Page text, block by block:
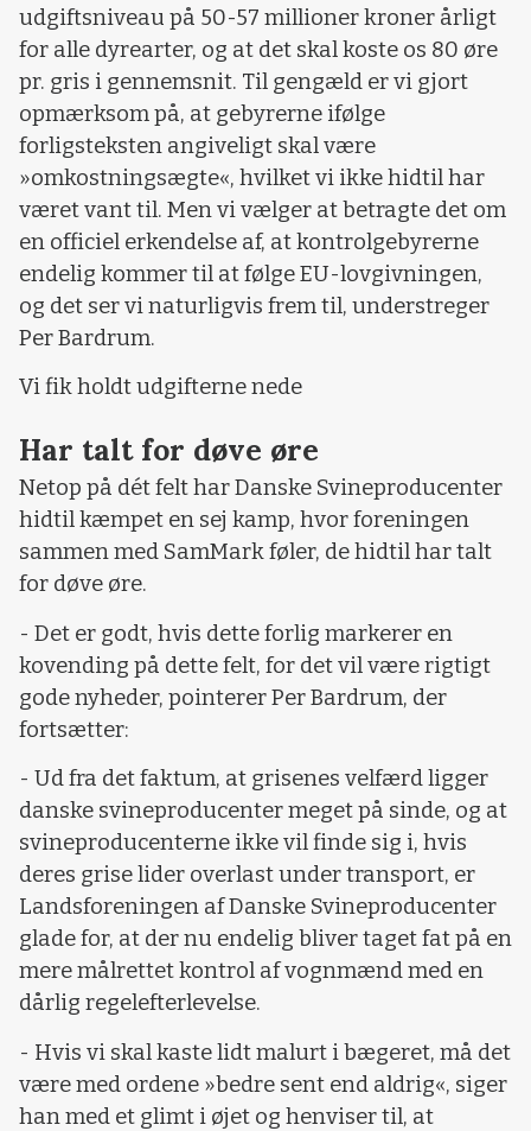
udgiftsniveau på 50-57 millioner kroner årligt
for alle dyrearter, og at det skal koste os 80 øre
pr. gris i gennemsnit. Til gengæld er vi gjort
opmærksom på, at gebyrerne ifølge
forligsteksten angiveligt skal være
»omkostningsægte«, hvilket vi ikke hidtil har
været vant til. Men vi vælger at betragte det om
en officiel erkendelse af, at kontrolgebyrerne
endelig kommer til at følge EU-lovgivningen,
og det ser vi naturligvis frem til, understreger
Per Bardrum.
Vi fik holdt udgifterne nede
Har talt for døve øre
Netop på dét felt har Danske Svineproducenter
hidtil kæmpet en sej kamp, hvor foreningen
sammen med SamMark føler, de hidtil har talt
for døve øre.
- Det er godt, hvis dette forlig markerer en
kovending på dette felt, for det vil være rigtigt
gode nyheder, pointerer Per Bardrum, der
fortsætter:
- Ud fra det faktum, at grisenes velfærd ligger
danske svineproducenter meget på sinde, og at
svineproducenterne ikke vil finde sig i, hvis
deres grise lider overlast under transport, er
Landsforeningen af Danske Svineproducenter
glade for, at der nu endelig bliver taget fat på en
mere målrettet kontrol af vognmænd med en
dårlig regelefterlevelse.
- Hvis vi skal kaste lidt malurt i bægeret, må det
være med ordene »bedre sent end aldrig«, siger
han med et glimt i øjet og henviser til, at